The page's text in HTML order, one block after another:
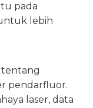
pada
lebih
pendarfluor.
laser, data